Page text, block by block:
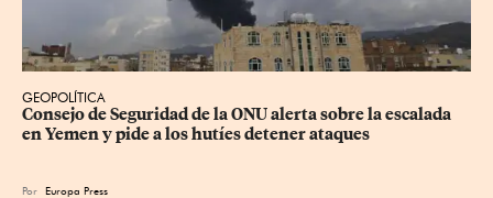
GEOPOLÍTICA
Consejo de Seguridad de la ONU alerta sobre la escalada
en Yemen y pide a los hutíes detener ataques
Por Europa Press